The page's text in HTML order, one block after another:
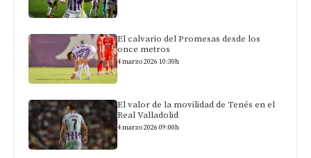
El calvario del Promesas desde los
once metros
4 marzo 2026 10:30h
El valor de la movilidad de Tenés en el
Real Valladolid
4 marzo 2026 09:00h